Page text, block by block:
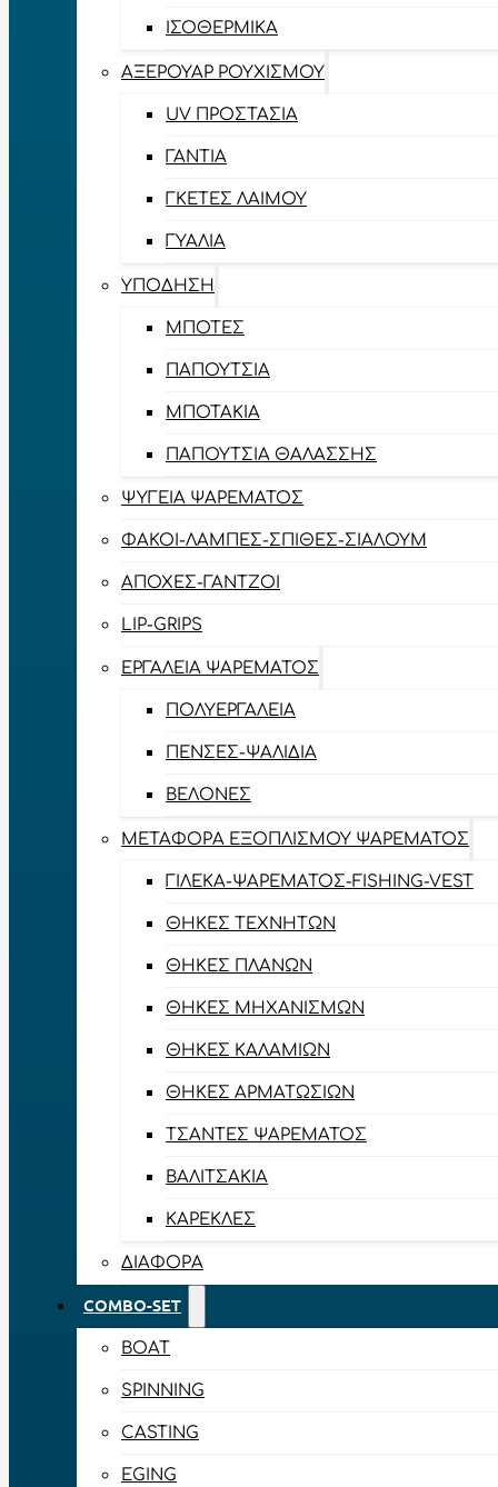
ΙΣΟΘΕΡΜΙΚΆ
ΑΞΕΡΟΥΆΡ ΡΟΥΧΙΣΜΟΎ
UV ΠΡΟΣΤΑΣΊΑ
ΓΆΝΤΙΑ
ΓΚΈΤΕΣ ΛΑΊΜΟΥ
ΓΥΑΛΙΆ
ΥΠΌΔΗΣΗ
ΜΠΌΤΕΣ
ΠΑΠΟΎΤΣΙΑ
ΜΠΟΤΆΚΙΑ
ΠΑΠΟΎΤΣΙΑ ΘΑΛΆΣΣΗΣ
ΨΥΓΕΊΑ ΨΑΡΈΜΑΤΟΣ
ΦΑΚΟΊ-ΛΆΜΠΕΣ-ΣΠΊΘΕΣ-ΣΊΑΛΟΥΜ
ΑΠΌΧΕΣ-ΓΆΝΤΖΟΙ
LIP-GRIPS
EΡΓΑΛΕΊΑ ΨΑΡΈΜΑΤΟΣ
ΠΟΛΥΕΡΓΑΛΕΊΑ
ΠΈΝΣΕΣ-ΨΑΛΊΔΙΑ
ΒΕΛΌΝΕΣ
ΜΕΤΑΦΟΡΆ ΕΞΟΠΛΙΣΜΟΎ ΨΑΡΈΜΑΤΟΣ
ΓΙΛΈΚΑ-ΨΑΡΈΜΑΤΟΣ-FISHING-VEST
ΘΉΚΕΣ ΤΕΧΝΗΤΏΝ
ΘΉΚΕΣ ΠΛΆΝΩΝ
ΘΉΚΕΣ ΜΗΧΑΝΙΣΜΏΝ
ΘΉΚΕΣ ΚΑΛΑΜΙΏΝ
ΘΉΚΕΣ ΑΡΜΑΤΩΣΙΏΝ
ΤΣΆΝΤΕΣ ΨΑΡΈΜΑΤΟΣ
ΒΑΛΙΤΣΆΚΙΑ
ΚΑΡΈΚΛΕΣ
ΔΙΆΦΟΡΑ
COMBO-SET
BOAT
SPINNING
CASTING
EGING